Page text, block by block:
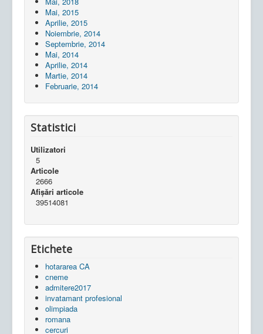
Mai, 2015
Aprilie, 2015
Noiembrie, 2014
Septembrie, 2014
Mai, 2014
Aprilie, 2014
Martie, 2014
Februarie, 2014
Statistici
Utilizatori
5
Articole
2666
Afișări articole
39514081
Etichete
hotararea CA
cneme
admitere2017
invatamant profesional
olimpiada
romana
cercuri